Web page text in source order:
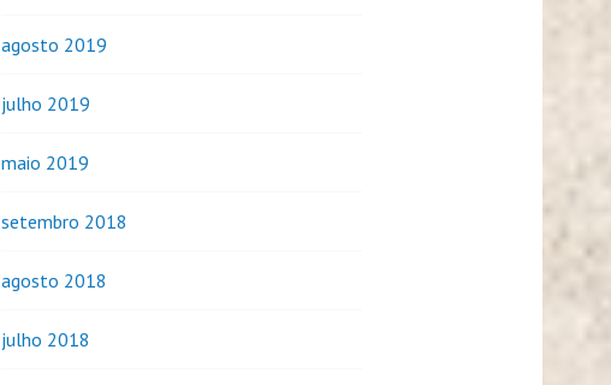
agosto 2019
julho 2019
maio 2019
setembro 2018
agosto 2018
julho 2018